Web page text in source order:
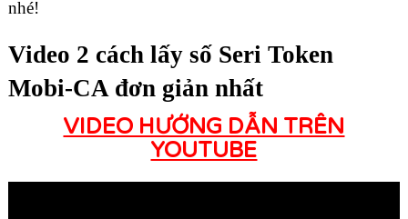
nhé!
Video 2 cách lấy số Seri Token
Mobi-CA đơn giản nhất
VIDEO HƯỚNG DẪN TRÊN
YOUTUBE